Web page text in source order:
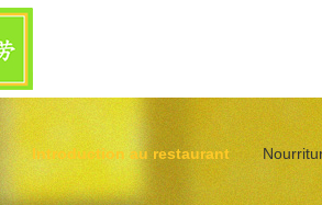
Introduction au restaurant